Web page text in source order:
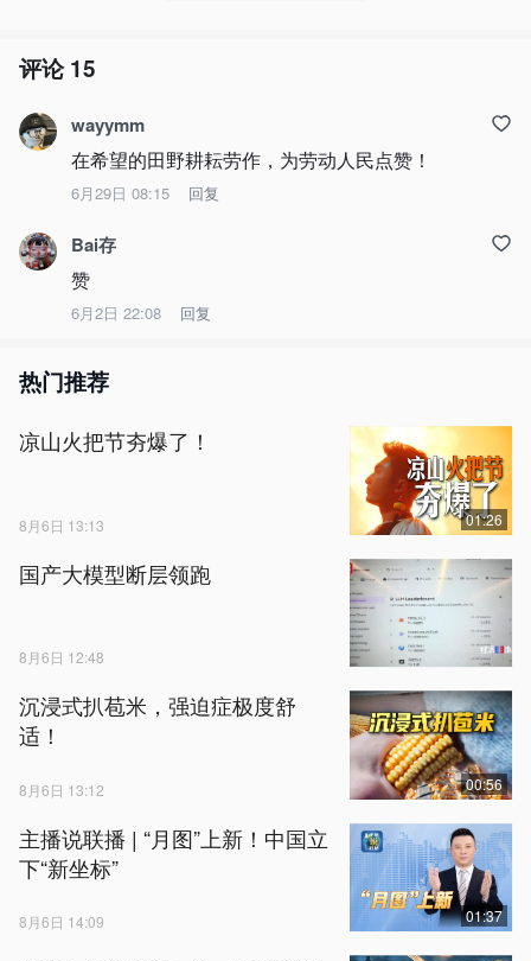
评论15
wayymm
在希望的田野耕耘劳作，为劳动人民点赞！
6月29日 08:15 回复
Bai存
赞
6月2日 22:08 回复
热门推荐
凉山火把节夯爆了！
8月6日 13:13 01:26
国产大模型断层领跑
8月6日 12:48
沉浸式扒苞米，强迫症极度舒
适！
8月6日 13:12 00:56
主播说联播 | “月图”上新！中国立
下“新坐标”
8月6日 14:09 01:37